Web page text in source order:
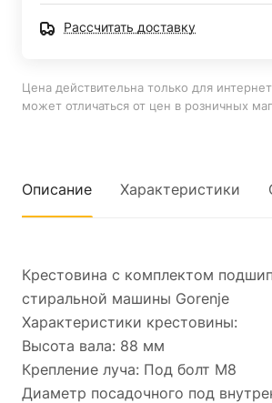
Рассчитать доставку
Цена действительна только для
может отличаться от цен в розничных
Описание Характеристики
Крестовина с комплектом
стиральной машины Gorenje
Характеристики крестовины:
Высота вала: 88 мм
Крепление луча: Под болт M8
Диаметр посадочного под